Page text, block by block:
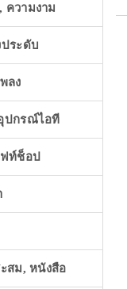
ความงาม
ประดับ
ลง
ปกรณ์ไอที
ฟท์ช็อป
สม, หนังสือ